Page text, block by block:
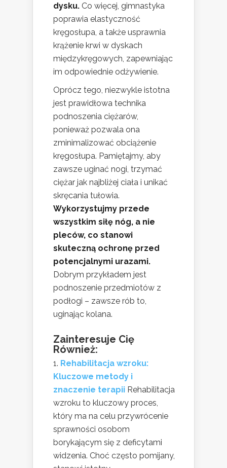
dysku. Co więcej, gimnastyka
poprawia elastyczność
kręgosłupa, a także usprawnia
krążenie krwi w dyskach
międzykręgowych, zapewniając
im odpowiednie odżywienie.
Oprócz tego, niezwykle istotna
jest prawidłowa technika
podnoszenia ciężarów,
ponieważ pozwala ona
zminimalizować obciążenie
kręgosłupa. Pamiętajmy, aby
zawsze uginać nogi, trzymać
ciężar jak najbliżej ciała i unikać
skręcania tułowia.
Wykorzystujmy przede
wszystkim siłę nóg, a nie
pleców, co stanowi
skuteczną ochronę przed
potencjalnymi urazami.
Dobrym przykładem jest
podnoszenie przedmiotów z
podłogi – zawsze rób to,
uginając kolana.
Zainteresuje Cię
Również:
Rehabilitacja wzroku:
Kluczowe metody i
znaczenie terapii Rehabilitacja
wzroku to kluczowy proces,
który ma na celu przywrócenie
sprawności osobom
borykającym się z deficytami
widzenia. Choć często pomijany,